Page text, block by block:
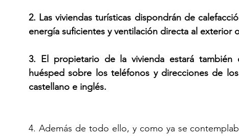
2. Las viviendas turísticas dispondrán de
energía suficientes y ventilación directa al exterior
3. El propietario de la vivienda estará también
huésped sobre los teléfonos y direcciones de
castellano e inglés.
4. Además de todo ello, y como ya se